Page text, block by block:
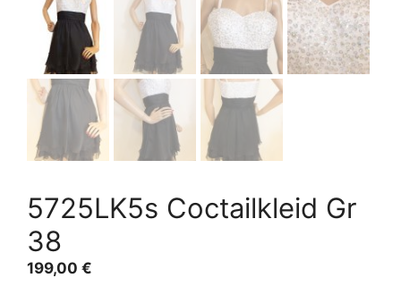
5725LK5s Coctailkleid Gr
38
199,00 €